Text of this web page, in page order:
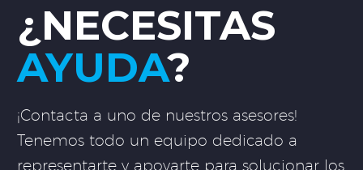
¿NECESITAS
AYUDA?
¡Contacta a uno de nuestros asesores!
Tenemos todo un equipo dedicado a
representarte y apoyarte para solucionar los